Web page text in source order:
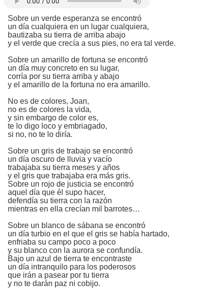
Sobre un verde esperanza se encontró
un día cualquiera en un lugar cualquiera,
bautizaba su tierra de arriba abajo
y el verde que crecía a sus pies, no era tal verde.
Sobre un amarillo de fortuna se encontró
un día muy concreto en su lugar,
corría por su tierra arriba y abajo
y el amarillo de la fortuna no era amarillo.
No es de colores, Joan,
no es de colores la vida,
y sin embargo de color es,
te lo digo loco y embriagado,
si no, no te lo diría.
Sobre un gris de trabajo se encontró
un día oscuro de lluvia y vacío
trabajaba su tierra meses y años
y el gris que trabajaba era más gris.
Sobre un rojo de justicia se encontró
aquel día que él supo hacer,
defendía su tierra con la razón
mientras en ella crecían mil barrotes…
Sobre un blanco de sábana se encontró
un día turbio en el que el gris se había hartado,
enfriaba su campo poco a poco
y su blanco con la aurora se confundía.
Bajo un azul de tierra te encontraste
un día intranquilo para los poderosos
que irán a pasear por tu tierra
y no te darán paz ni cobijo.